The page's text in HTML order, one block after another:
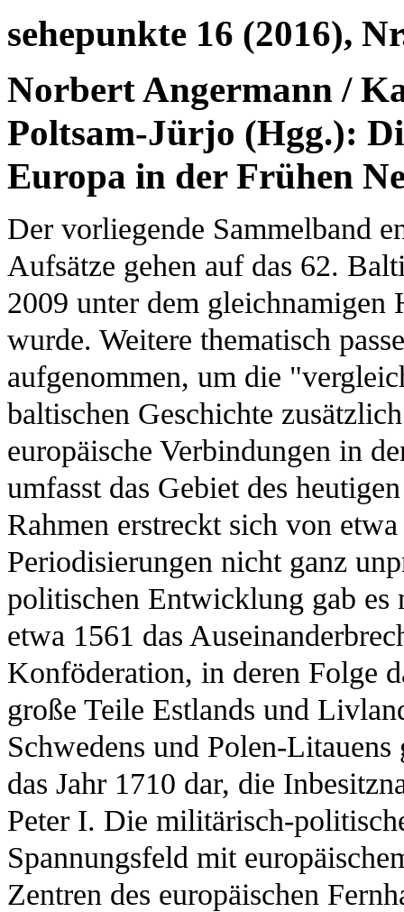
sehepunkte 16 (2016),
Norbert Angermann /
Poltsam-Jürjo (Hgg.):
Europa in der Frühen
Der vorliegende Sammelband
Aufsätze gehen auf das 62.
2009 unter dem gleichnamigen
wurde. Weitere thematisch
aufgenommen, um die
baltischen Geschichte
europäische Verbindungen in
umfasst das Gebiet des
Rahmen erstreckt sich von
Periodisierungen nicht ganz
politischen Entwicklung gab
etwa 1561 das
Konföderation, in deren Folge
große Teile Estlands und
Schwedens und Polen-
das Jahr 1710 dar, die
Peter I. Die militärisch-
Spannungsfeld mit
Zentren des europäischen